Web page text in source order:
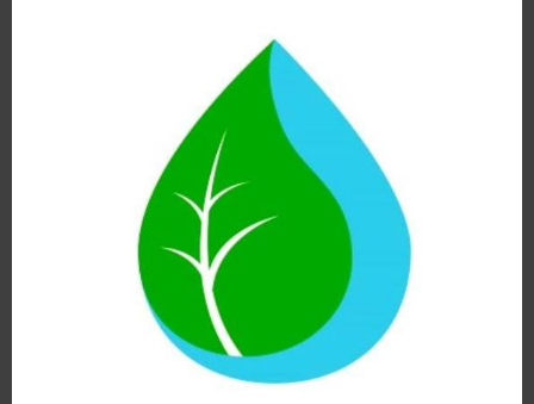
Añadir al carrito
Sin stock, ¡RESERVE AHORA!
164,90
Añadir al carrito
Hay existencias